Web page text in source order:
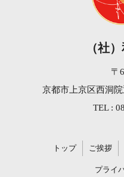
（社
〒
京都市上京区西洞
TEL :
トップ ご挨拶
プライ